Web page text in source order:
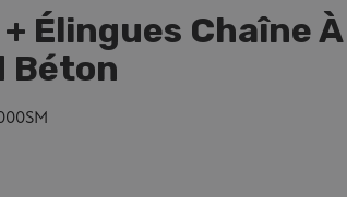
Élingues Chaîne À
Béton